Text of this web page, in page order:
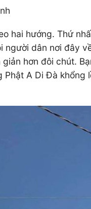
hai hướng. Thứ
người dân nơi đây
hơn đôi chút.
A Di Đà